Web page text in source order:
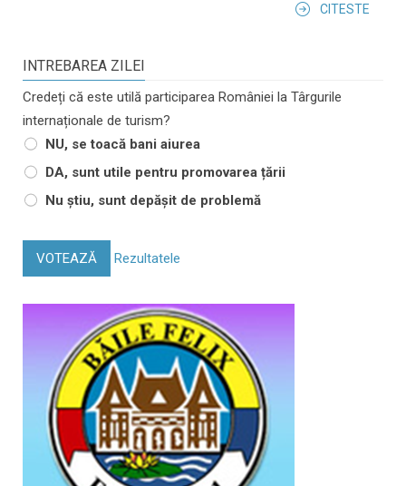
CITESTE
INTREBAREA ZILEI
Credeți că este utilă participarea României la Târgurile
internaționale de turism?
NU, se toacă bani aiurea
DA, sunt utile pentru promovarea țării
Nu știu, sunt depășit de problemă
VOTEAZĂ Rezultatele